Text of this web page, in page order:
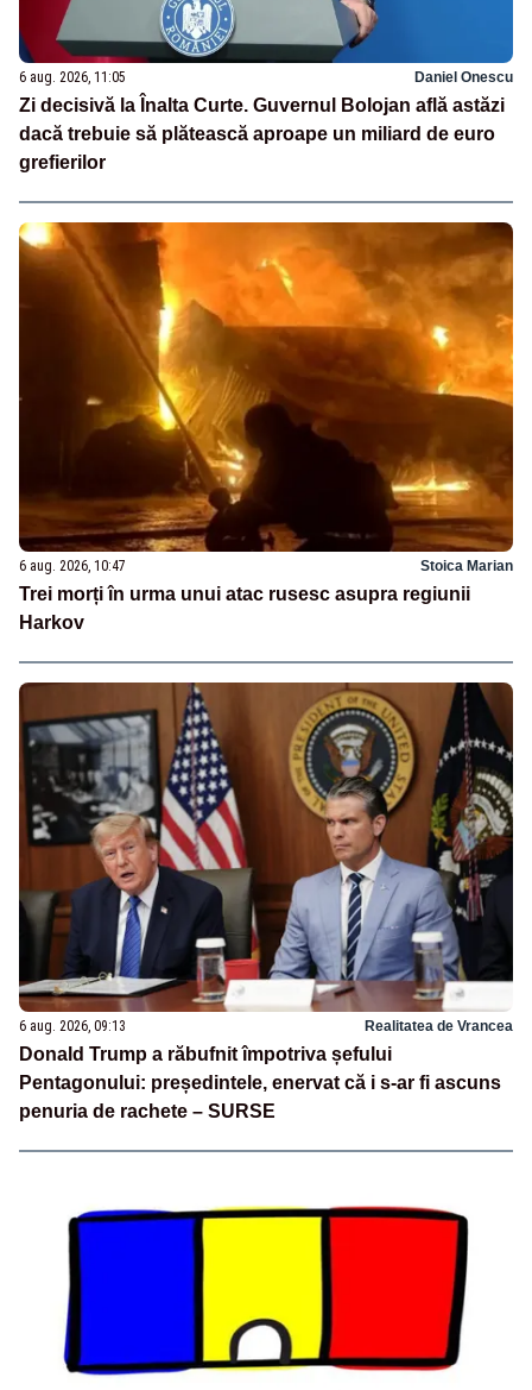
6 aug. 2026, 11:05 Daniel Onescu
Zi decisivă la Înalta Curte. Guvernul Bolojan află astăzi
dacă trebuie să plătească aproape un miliard de euro
grefierilor
6 aug. 2026, 10:47 Stoica Marian
Trei morți în urma unui atac rusesc asupra regiunii
Harkov
6 aug. 2026, 09:13 Realitatea de Vrancea
Donald Trump a răbufnit împotriva șefului
Pentagonului: președintele, enervat că i s-ar fi ascuns
penuria de rachete – SURSE